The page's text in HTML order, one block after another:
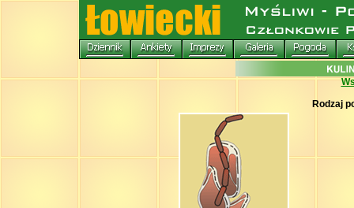
Rodzaj